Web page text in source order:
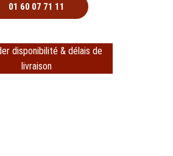
01 60 07 71 11
disponibilité & délais de
livraison